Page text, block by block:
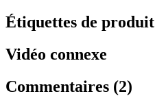
Étiquettes de produit
Vidéo connexe
Commentaires (2)